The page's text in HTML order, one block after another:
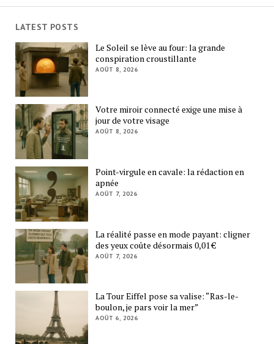
LATEST POSTS
Le Soleil se lève au four: la grande
conspiration croustillante
AOÛT 8, 2026
Votre miroir connecté exige une mise à
jour de votre visage
AOÛT 8, 2026
Point-virgule en cavale: la rédaction en
apnée
AOÛT 7, 2026
La réalité passe en mode payant: cligner
des yeux coûte désormais 0,01 €
AOÛT 7, 2026
La Tour Eiffel pose sa valise: “Ras-le-
boulon, je pars voir la mer”
AOÛT 6, 2026